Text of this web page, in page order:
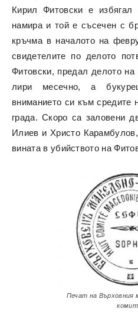
Кирил Фитовски е
намира и той е съсечен с
кръчма в началото на
свидетелите по делото
Фитовски, предал делото
лири месечно, а
вниманието си към средите
града. Скоро са заловени
Илиев и Христо
вината в убийството на
Печат на Върховния